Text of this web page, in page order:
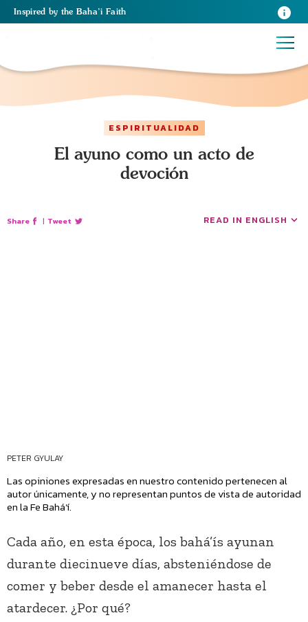
Inspired by the Baha’i Faith
ESPIRITUALIDAD
El ayuno como un acto de
devoción
Share | Tweet READ IN ENGLISH
PETER GYULAY
Las opiniones expresadas en nuestro contenido pertenecen al
autor únicamente, y no representan puntos de vista de autoridad
en la Fe Bahá’í.
Cada año, en esta época, los bahá’ís ayunan
durante diecinueve días, absteniéndose de
comer y beber desde el amanecer hasta el
atardecer. ¿Por qué?